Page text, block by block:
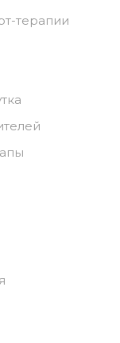
терапии